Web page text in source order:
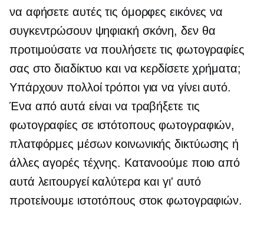
να αφήσετε αυτές τις όμορφες εικόνες να
συγκεντρώσουν ψηφιακή σκόνη, δεν θα
προτιμούσατε να πουλήσετε τις φωτογραφίες
σας στο διαδίκτυο και να κερδίσετε χρήματα;
Υπάρχουν πολλοί τρόποι για να γίνει αυτό.
Ένα από αυτά είναι να τραβήξετε τις
φωτογραφίες σε ιστότοπους φωτογραφιών,
πλατφόρμες μέσων κοινωνικής δικτύωσης ή
άλλες αγορές τέχνης. Κατανοούμε ποιο από
αυτά λειτουργεί καλύτερα και γι' αυτό
προτείνουμε ιστοτόπους στοκ φωτογραφιών.